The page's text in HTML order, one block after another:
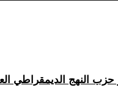
حزب النهج الديمقراطي